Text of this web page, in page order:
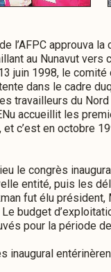
l’AFPC approuva
au Nunavut vers
juin 1998, le
dans le cadre
travailleurs du
accueillit les
c’est en octobre
le congrès
entité, puis les
fut élu
budget
pour la période
inaugural